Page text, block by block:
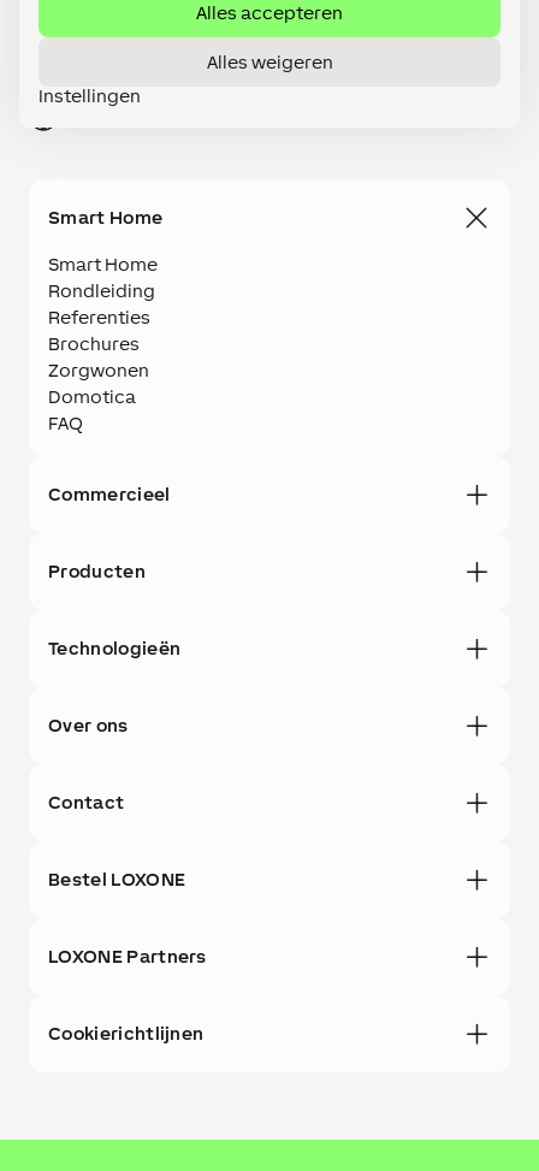
Alles accepteren
Alles weigeren
Instellingen
Smart Home
Smart Home
Rondleiding
Referenties
Brochures
Zorgwonen
Domotica
FAQ
Commercieel
Producten
Technologieën
Over ons
Contact
Bestel LOXONE
LOXONE Partners
Cookierichtlijnen